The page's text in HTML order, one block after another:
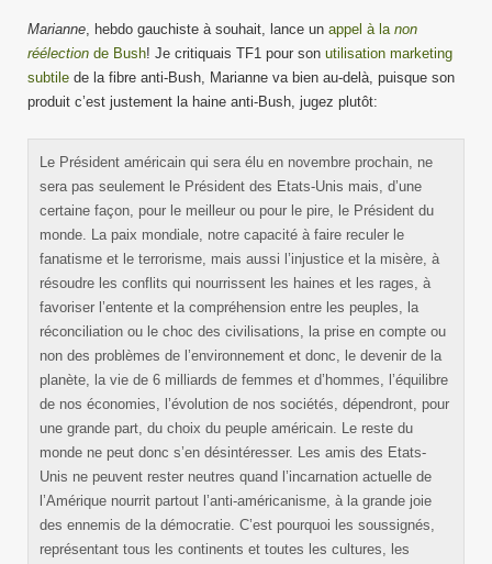
Marianne, hebdo gauchiste à souhait, lance un appel à la non
réélection de Bush! Je critiquais TF1 pour son utilisation marketing
subtile de la fibre anti-Bush, Marianne va bien au-delà, puisque son
produit c’est justement la haine anti-Bush, jugez plutôt:
Le Président américain qui sera élu en novembre prochain, ne
sera pas seulement le Président des Etats-Unis mais, d’une
certaine façon, pour le meilleur ou pour le pire, le Président du
monde. La paix mondiale, notre capacité à faire reculer le
fanatisme et le terrorisme, mais aussi l’injustice et la misère, à
résoudre les conflits qui nourrissent les haines et les rages, à
favoriser l’entente et la compréhension entre les peuples, la
réconciliation ou le choc des civilisations, la prise en compte ou
non des problèmes de l’environnement et donc, le devenir de la
planète, la vie de 6 milliards de femmes et d’hommes, l’équilibre
de nos économies, l’évolution de nos sociétés, dépendront, pour
une grande part, du choix du peuple américain. Le reste du
monde ne peut donc s’en désintéresser. Les amis des Etats-
Unis ne peuvent rester neutres quand l’incarnation actuelle de
l’Amérique nourrit partout l’anti-américanisme, à la grande joie
des ennemis de la démocratie. C’est pourquoi les soussignés,
représentant tous les continents et toutes les cultures, les